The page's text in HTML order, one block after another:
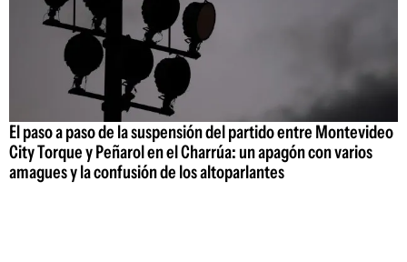
El paso a paso de la suspensión del partido entre Montevideo
City Torque y Peñarol en el Charrúa: un apagón con varios
amagues y la confusión de los altoparlantes